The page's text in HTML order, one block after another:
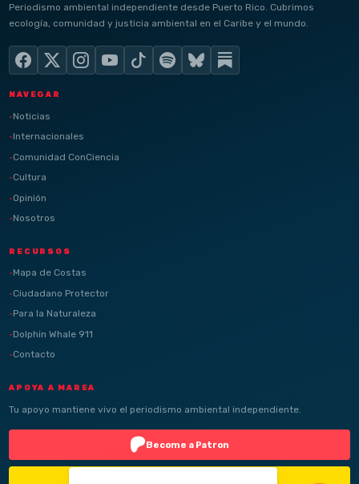
Periodismo ambiental independiente desde Puerto Rico. Cubrimos
ecología, comunidad y justicia ambiental en el Caribe y el mundo.
NAVEGAR
Noticias
Internacionales
Comunidad ConCiencia
Cultura
Opinión
Nosotros
RECURSOS
Mapa de Costas
Ciudadano Protector
Para la Naturaleza
Dolphin Whale 911
Contacto
APOYA A MAREA
Tu apoyo mantiene vivo el periodismo ambiental independiente.
Become a Patron